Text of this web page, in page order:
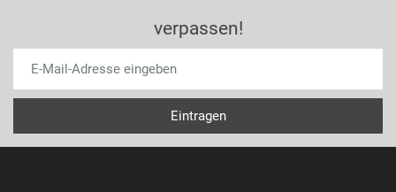
verpassen!